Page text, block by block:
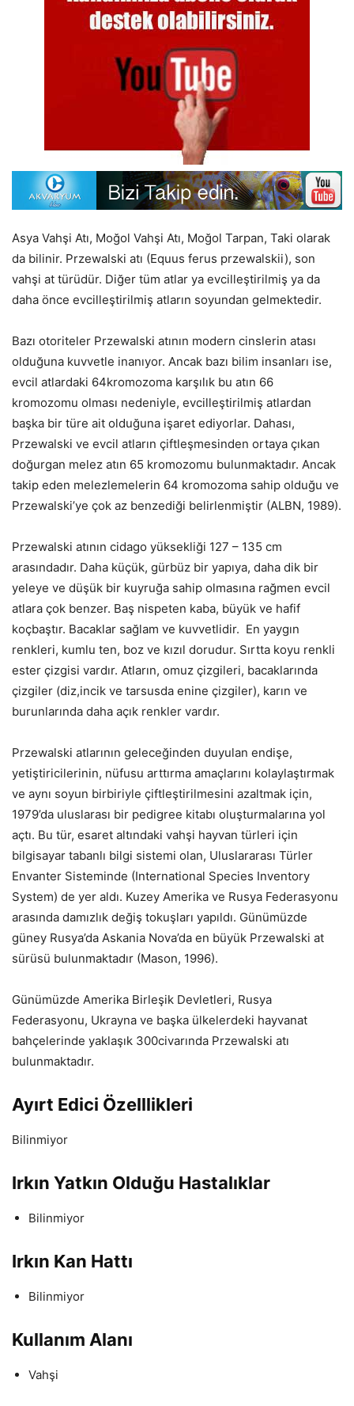
Asya Vahşi Atı, Moğol Vahşi Atı, Moğol Tarpan, Taki olarak
da bilinir. Przewalski atı (Equus ferus przewalskii), son
vahşi at türüdür. Diğer tüm atlar ya evcilleştirilmiş ya da
daha önce evcilleştirilmiş atların soyundan gelmektedir.
Bazı otoriteler Przewalski atının modern cinslerin atası
olduğuna kuvvetle inanıyor. Ancak bazı bilim insanları ise,
evcil atlardaki 64kromozoma karşılık bu atın 66
kromozomu olması nedeniyle, evcilleştirilmiş atlardan
başka bir türe ait olduğuna işaret ediyorlar. Dahası,
Przewalski ve evcil atların çiftleşmesinden ortaya çıkan
doğurgan melez atın 65 kromozomu bulunmaktadır. Ancak
takip eden melezlemelerin 64 kromozoma sahip olduğu ve
Przewalski’ye çok az benzediği belirlenmiştir (ALBN, 1989).
Przewalski atının cidago yüksekliği 127 – 135 cm
arasındadır. Daha küçük, gürbüz bir yapıya, daha dik bir
yeleye ve düşük bir kuyruğa sahip olmasına rağmen evcil
atlara çok benzer. Baş nispeten kaba, büyük ve hafif
koçbaştır. Bacaklar sağlam ve kuvvetlidir. En yaygın
renkleri, kumlu ten, boz ve kızıl dorudur. Sırtta koyu renkli
ester çizgisi vardır. Atların, omuz çizgileri, bacaklarında
çizgiler (diz,incik ve tarsusda enine çizgiler), karın ve
burunlarında daha açık renkler vardır.
Przewalski atlarının geleceğinden duyulan endişe,
yetiştiricilerinin, nüfusu arttırma amaçlarını kolaylaştırmak
ve aynı soyun birbiriyle çiftleştirilmesini azaltmak için,
1979’da uluslarası bir pedigree kitabı oluşturmalarına yol
açtı. Bu tür, esaret altındaki vahşi hayvan türleri için
bilgisayar tabanlı bilgi sistemi olan, Uluslararası Türler
Envanter Sisteminde (International Species Inventory
System) de yer aldı. Kuzey Amerika ve Rusya Federasyonu
arasında damızlık değiş tokuşları yapıldı. Günümüzde
güney Rusya’da Askania Nova’da en büyük Przewalski at
sürüsü bulunmaktadır (Mason, 1996).
Günümüzde Amerika Birleşik Devletleri, Rusya
Federasyonu, Ukrayna ve başka ülkelerdeki hayvanat
bahçelerinde yaklaşık 300civarında Przewalski atı
bulunmaktadır.
Ayırt Edici Özelllikleri
Bilinmiyor
Irkın Yatkın Olduğu Hastalıklar
Bilinmiyor
Irkın Kan Hattı
Bilinmiyor
Kullanım Alanı
Vahşi